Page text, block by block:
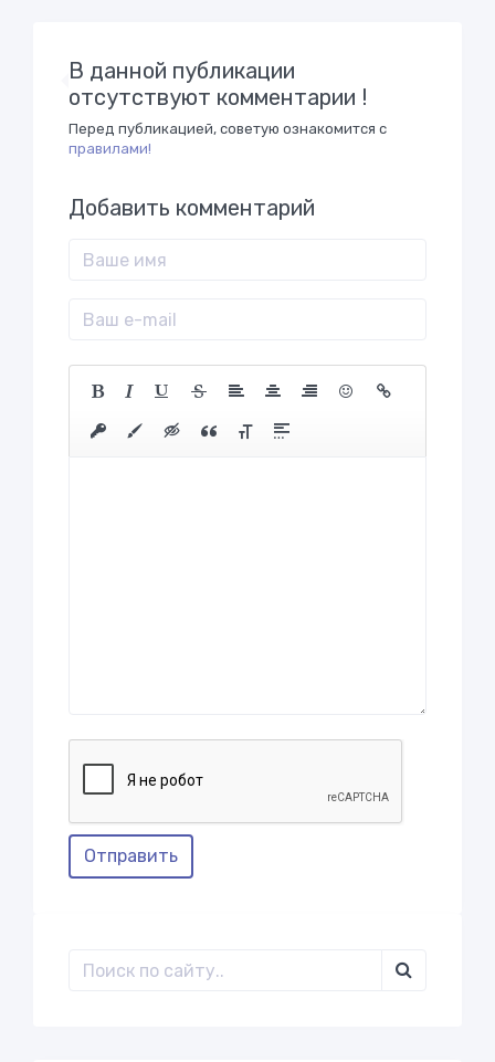
В данной публикации
отсутствуют комментарии !
Перед публикацией, советую ознакомится с
правилами!
Добавить комментарий
Отправить